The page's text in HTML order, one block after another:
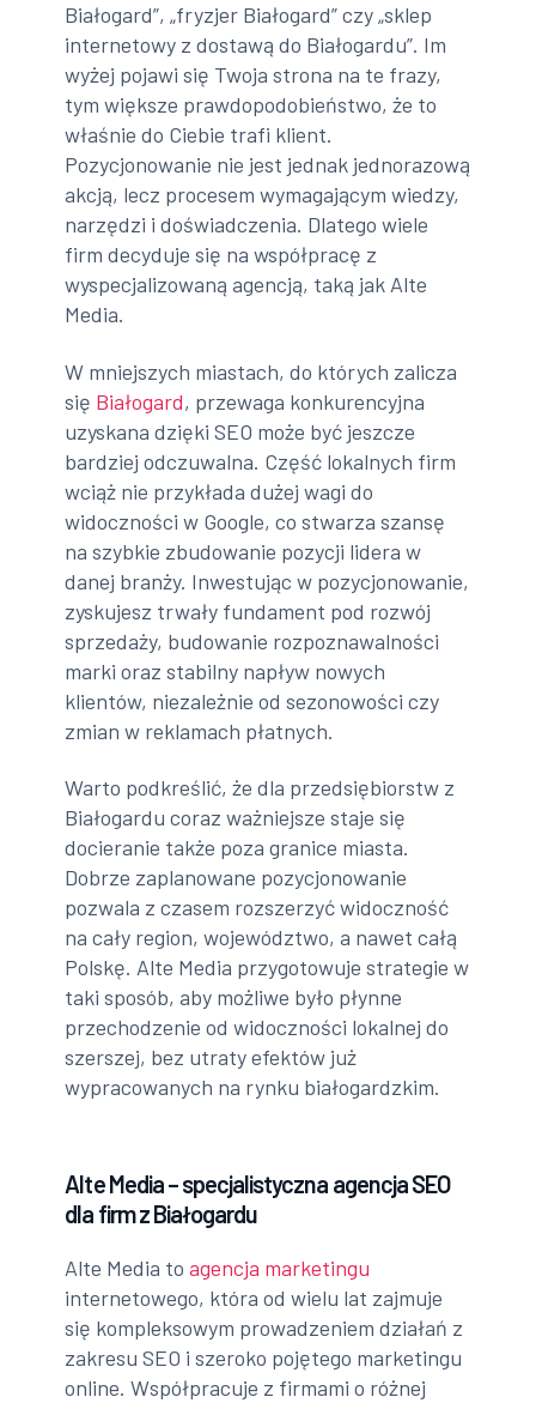
Białogard”, „fryzjer Białogard” czy „sklep
internetowy z dostawą do Białogardu”. Im
wyżej pojawi się Twoja strona na te frazy,
tym większe prawdopodobieństwo, że to
właśnie do Ciebie trafi klient.
Pozycjonowanie nie jest jednak jednorazową
akcją, lecz procesem wymagającym wiedzy,
narzędzi i doświadczenia. Dlatego wiele
firm decyduje się na współpracę z
wyspecjalizowaną agencją, taką jak Alte
Media.
W mniejszych miastach, do których zalicza
się Białogard, przewaga konkurencyjna
uzyskana dzięki SEO może być jeszcze
bardziej odczuwalna. Część lokalnych firm
wciąż nie przykłada dużej wagi do
widoczności w Google, co stwarza szansę
na szybkie zbudowanie pozycji lidera w
danej branży. Inwestując w pozycjonowanie,
zyskujesz trwały fundament pod rozwój
sprzedaży, budowanie rozpoznawalności
marki oraz stabilny napływ nowych
klientów, niezależnie od sezonowości czy
zmian w reklamach płatnych.
Warto podkreślić, że dla przedsiębiorstw z
Białogardu coraz ważniejsze staje się
docieranie także poza granice miasta.
Dobrze zaplanowane pozycjonowanie
pozwala z czasem rozszerzyć widoczność
na cały region, województwo, a nawet całą
Polskę. Alte Media przygotowuje strategie w
taki sposób, aby możliwe było płynne
przechodzenie od widoczności lokalnej do
szerszej, bez utraty efektów już
wypracowanych na rynku białogardzkim.
Alte Media – specjalistyczna agencja SEO
dla firm z Białogardu
Alte Media toagencja marketingu
internetowego, która od wielu lat zajmuje
się kompleksowym prowadzeniem działań z
zakresu SEO i szeroko pojętego marketingu
online. Współpracuje z firmami o różnej